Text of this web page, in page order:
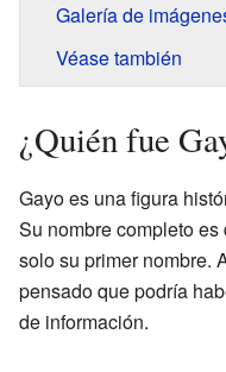
Galería de
Véase también
¿Quién fue
Gayo es una figura
Su nombre completo
solo su primer nombre.
pensado que podría
de información.